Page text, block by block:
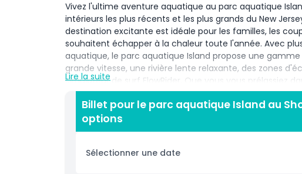
Vivez l'ultime aventure aquatique au parc aquatique
intérieurs les plus récents et les plus grands du New
destination excitante est idéale pour les familles, les
souhaitent échapper à la chaleur toute l'année. Avec
aquatique, le parc aquatique Island propose une
grande vitesse, une rivière lente relaxante, des zones
simulateur de surf FlowRider. Que vous vous prélassiez
profitiez des aires de jeux aquatiques pour enfants, il y
confort intérieur climatisé, le parc est parfait en toute
restauration et de boissons, de boutiques et de forfaits
spéciales. Tirez le meilleur parti de votre visite des
aquatique Island, idéale pour les visiteurs de tous âges
le New Jersey. Ne manquez pas l'occasion de créer des
aquatique par tous les temps au parc aquatique Island
Lire la suite
Billet pour le parc aquatique Island au
options
Sélectionner une date